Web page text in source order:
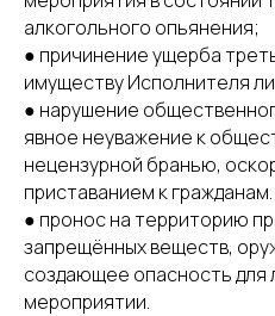
алкогольного опьянения;
● причинение ущерба
имуществу Исполнителя
● нарушение
явное неуважение к
нецензурной бранью,
приставанием к гражданам.
● пронос на территорию
запрещённых веществ,
создающее опасность для
мероприятии.